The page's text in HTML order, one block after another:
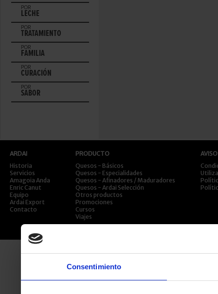
Consentimiento
POR
LECHE
POR
TRATAMIENTO
POR
FAMILIA
POR
CURACIÓN
POR
SABOR
ARDAI
Historia
Servicios
Amagoia Anda
Enric Canut
Equipo
Ardai Export
Contacto
PRODUCTO
Quesos - Básicos
Quesos - Especialidades
Quesos - Afinadores / Maduradores
Quesos - Ardai Selección
Otros productos
Promociones
Cursos
Viajes